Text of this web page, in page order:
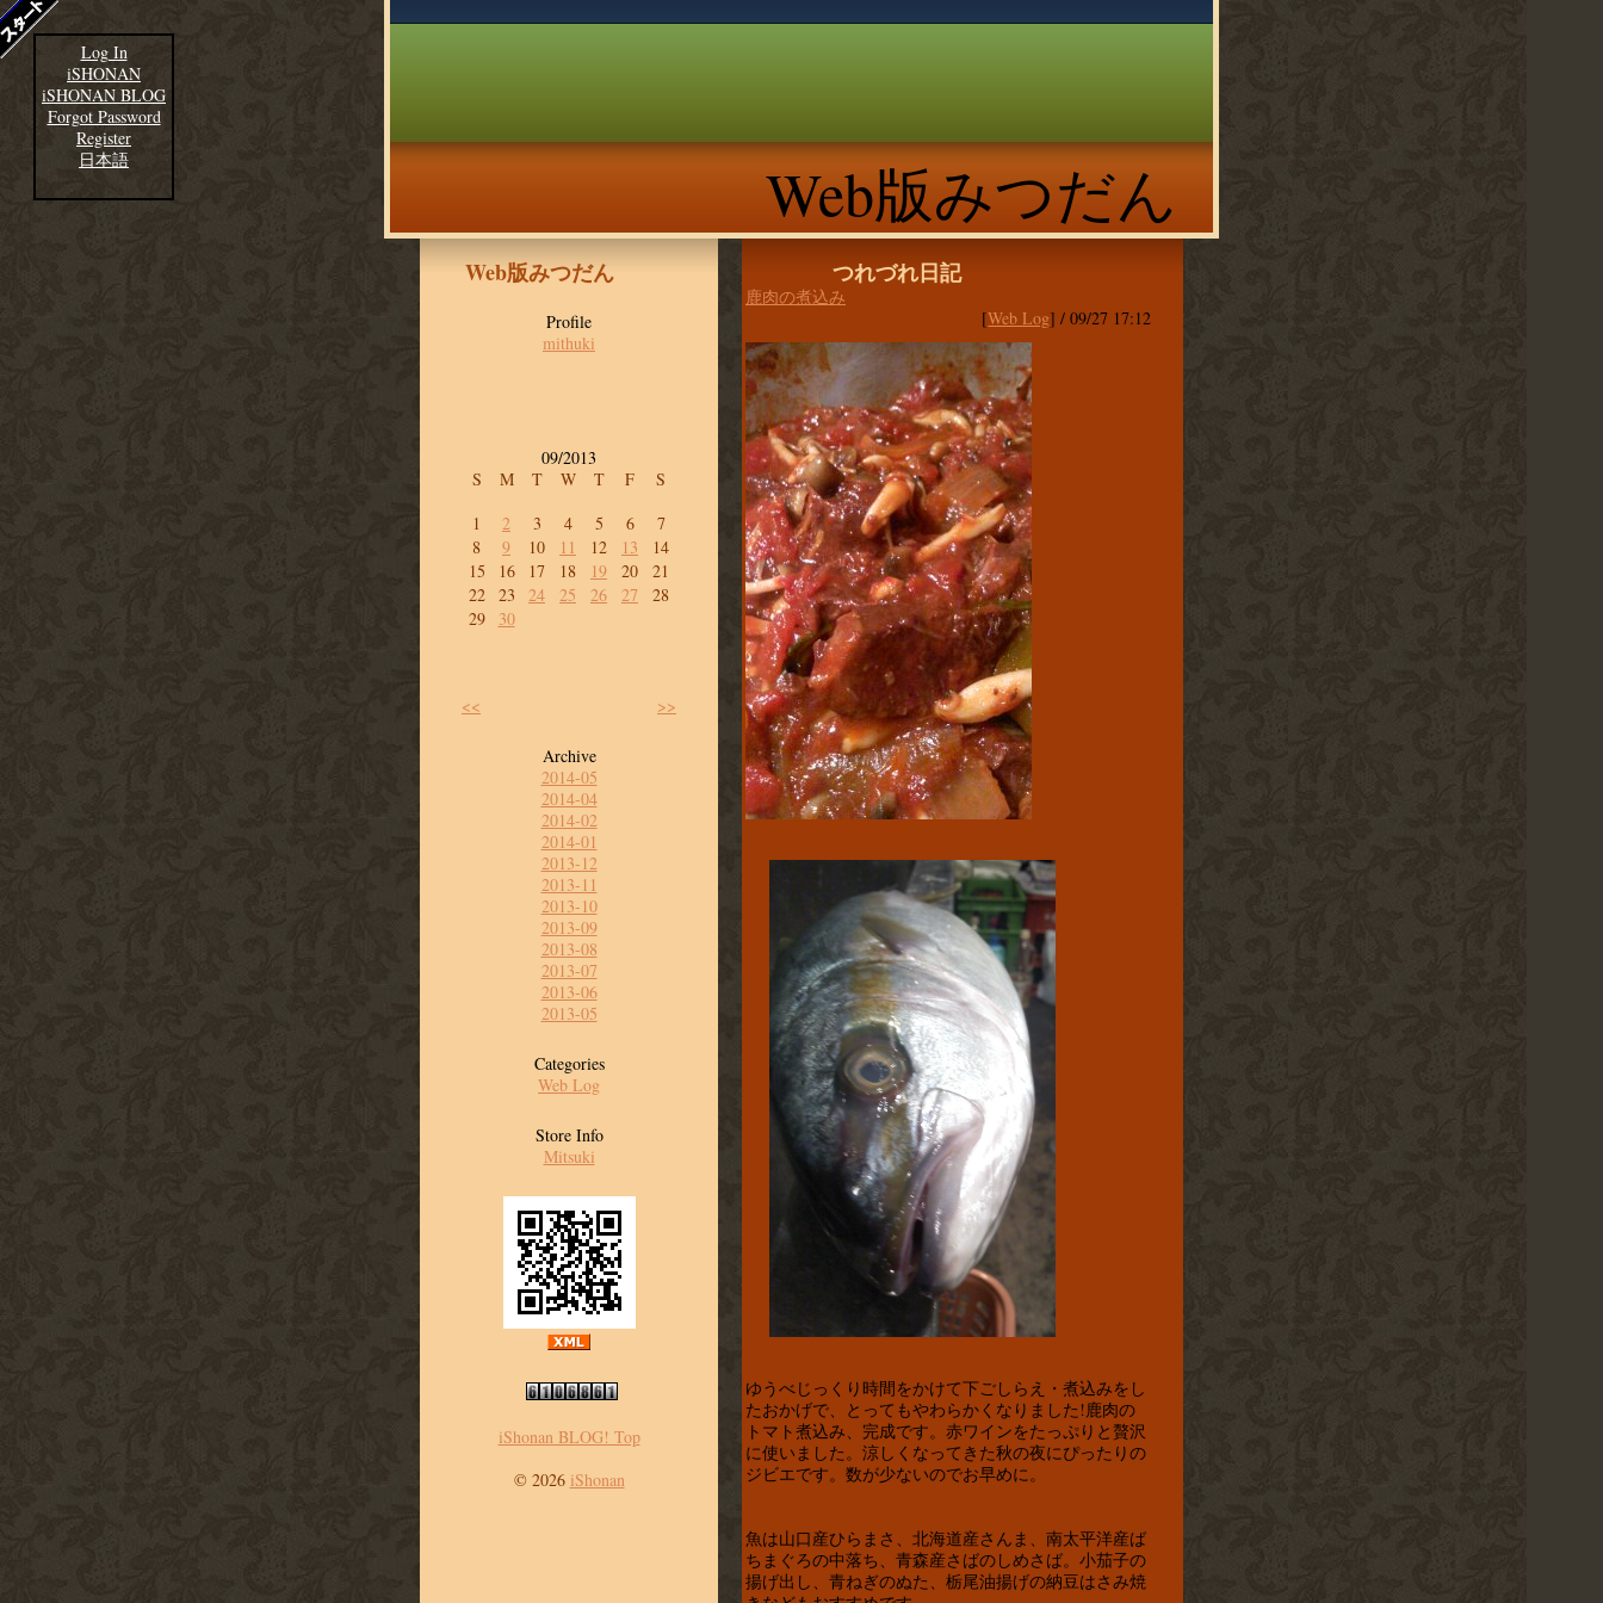
Web版みつだん
Web版みつだん
Profile
mithuki
09/2013
S
M T W T F
S
1
2 3 4 5 6
7
8
9 10 11 12 13
14
15
16 17 18 19 20
21
22
23 24 25 26 27
28
29
30
<< >>
Archive
2014-05
2014-04
2014-02
2014-01
2013-12
2013-11
2013-10
2013-09
2013-08
2013-07
2013-06
2013-05
Categories
Web Log
Store Info
Mitsuki
iShonan BLOG! Top
© 2026 iShonan
つれづれ日記
鹿肉の煮込み
[Web Log] /09/27 17:12
ゆうべじっくり時間をかけて下ごしらえ・煮込みをし
たおかげで、とってもやわらかくなりました!鹿肉の
トマト煮込み、完成です。赤ワインをたっぷりと贅沢
に使いました。涼しくなってきた秋の夜にぴったりの
ジビエです。数が少ないのでお早めに。
魚は山口産ひらまさ、北海道産さんま、南太平洋産ば
ちまぐろの中落ち、青森産さばのしめさば。小茄子の
揚げ出し、青ねぎのぬた、栃尾油揚げの納豆はさみ焼
Log In
iSHONAN
iSHONAN BLOG
Forgot Password
Register
日本語